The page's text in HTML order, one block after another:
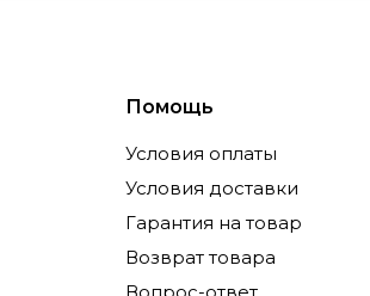
Помощь
Условия оплаты
Условия доставки
Гарантия на товар
Возврат товара